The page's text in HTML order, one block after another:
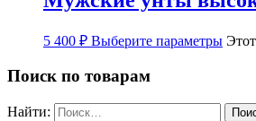
5 400 ₽ Выберите параметры
Поиск по товарам
Найти: